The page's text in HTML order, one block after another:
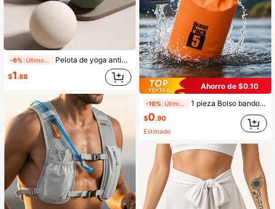
-6% Pelota de yoga anti-estallido, pelota de yoga mate engrosada y antideslizante mejorada, pelota de entrenamiento anti-estallido para levantamiento de glúteos, pelota de pilates para dar forma, pelota de activación del núcleo para fitness en casa y oficina, válvula de aire autosellante sin fugas, pelota engrosada para fitness abdominal postparto para adultos, modelado, escultura de glúteos, reafirmación, adelgazamiento de cintura, adelgazamiento de glúteos, escultura corporal, uso en gimnasio, entrenamiento en casa, oficina, dormitorio escolar, uso en múltiples escenarios, fitness al aire libre, equipo deportivo, opciones de colores beige/marrón/verde, con o sin bomba de aire, múltiples especificaciones disponibles
$1.88
Ahorro de $0.10
-10% 1 pieza Bolso bandolera de mujer de última generación reforzado, 2L/5L/10L/15L de PVC para deportes al aire libre con camuflaje impermeable, bolsa multifuncional impermeable, bolsa portátil para natación/senderismo en río/deriva, bolsa impermeable para deportes al aire libre, bolso de hombro/mochila de gran capacidad impermeable para buceo/deriva/natación/playa/senderismo en río, bolsa impermeable tipo cubo, bolso de hombro elegante para senderismo para mujeres, adecuado para guardar ropa/teléfono/cartera/llaves/cosméticos/objetos de valor. Múltiples colores disponibles (rosa/blanco/negro/amarillo/azul/fucsia/gris/naranja, etc.) con opciones de correa de hombro/mochila/sin correa (ver especificaciones), flotante
$0.90
Estimado